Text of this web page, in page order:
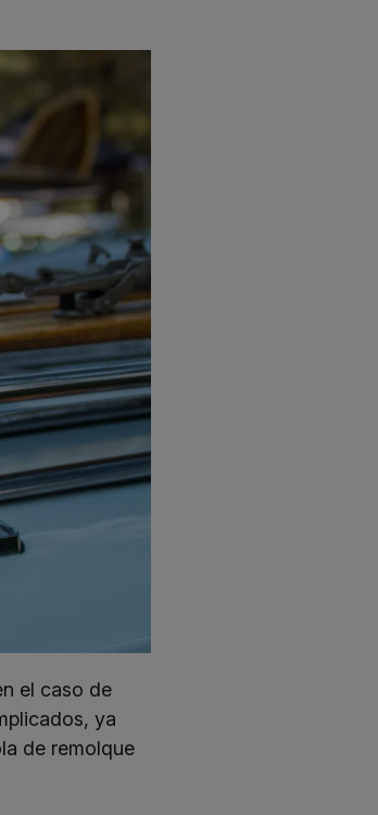
el caso de
ya
de remolque